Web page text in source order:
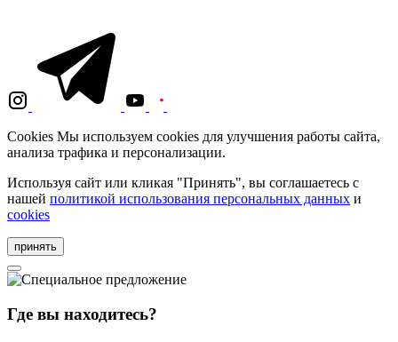
Cookies Мы используем cookies для улучшения работы сайта,
анализа трафика и персонализации.
Используя сайт или кликая "Принять", вы соглашаетесь с
нашей политикой использования персональных данных и
cookies
принять
Где вы находитесь?